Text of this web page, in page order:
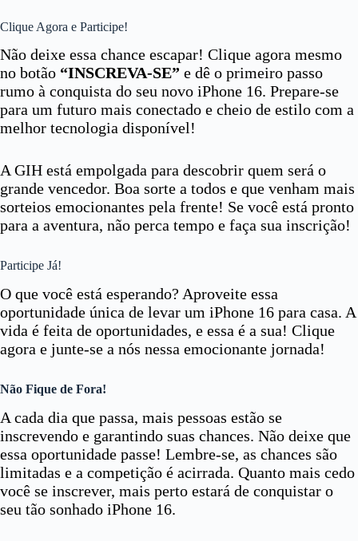
Clique Agora e Participe!
Não deixe essa chance escapar! Clique agora mesmo
no botão “INSCREVA-SE” e dê o primeiro passo
rumo à conquista do seu novo iPhone 16. Prepare-se
para um futuro mais conectado e cheio de estilo com a
melhor tecnologia disponível!
A GIH está empolgada para descobrir quem será o
grande vencedor. Boa sorte a todos e que venham mais
sorteios emocionantes pela frente! Se você está pronto
para a aventura, não perca tempo e faça sua inscrição!
Participe Já!
O que você está esperando? Aproveite essa
oportunidade única de levar um iPhone 16 para casa. A
vida é feita de oportunidades, e essa é a sua! Clique
agora e junte-se a nós nessa emocionante jornada!
Não Fique de Fora!
A cada dia que passa, mais pessoas estão se
inscrevendo e garantindo suas chances. Não deixe que
essa oportunidade passe! Lembre-se, as chances são
limitadas e a competição é acirrada. Quanto mais cedo
você se inscrever, mais perto estará de conquistar o
seu tão sonhado iPhone 16.